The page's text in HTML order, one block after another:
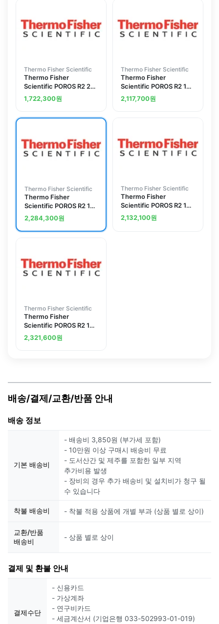
Thermo Fisher Scientific
Thermo Fisher
Scientific POROS R2 20
&mu;m Column, 2.1 x 30
mm, 0.1 mL
1,722,300원
Thermo Fisher Scientific
Thermo Fisher
Scientific POROS R2 10
&mu;m Column,
Stainless Steel, 4.6 x 50
2,117,700원
Thermo Fisher Scientific
Thermo Fisher
Scientific POROS R2 10
&mu;m Column,
Stainless Steel, 4.6 x
100 mm, 1.7 mL
2,284,300원
Thermo Fisher Scientific
Thermo Fisher
Scientific POROS R2 10
&mu;m Column, 2.1 x
100 mm, 0.3 mL
2,132,100원
Thermo Fisher Scientific
Thermo Fisher
Scientific POROS R2 10
&mu;m Column, 4.6 x
100 mm, 1.7 mL
2,321,600원
배송/결제/교환/반품 안내
배송 정보
기본 배송비
- 배송비 3,850원 (부가세 포함)
- 10만원 이상 구매시 배송비 무료
- 도서산간 및 제주를 포함한 일부 지역
추가비용 발생
- 장비의 경우 추가 배송비 및 설치비가 청구 될
수 있습니다
착불 배송비 - 착불 적용 상품에 개별 부과 (상품 별로 상이)
교환/반품
배송비
- 상품 별로 상이
결제 및 환불 안내
결제수단
- 신용카드
- 가상계좌
- 연구비카드
- 세금계산서 (기업은행 033-502993-01-019)